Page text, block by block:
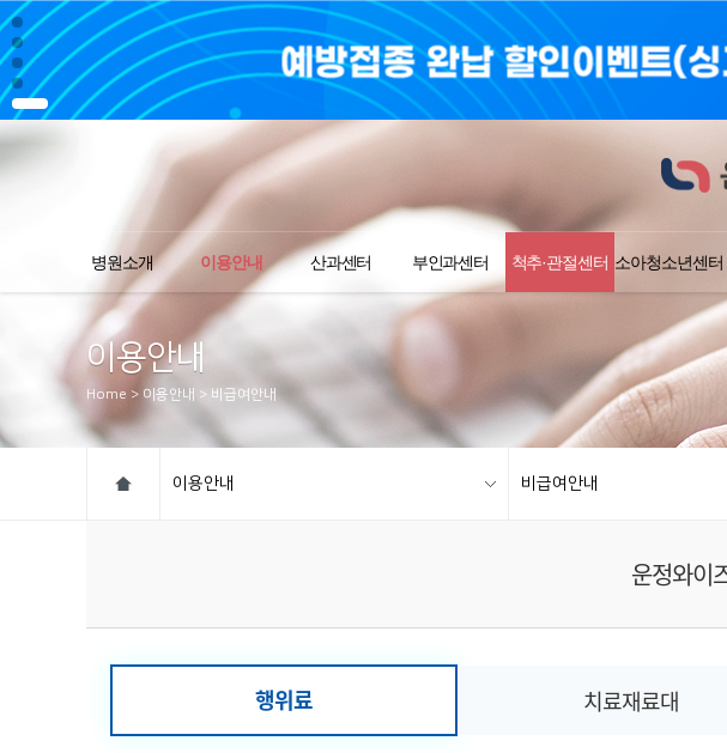
병원소개 이용안내 산과센터 부인과센터 척추·관절센터 소아청소년센터
이용안내
Home > 이용안내 > 비급여안내
이용안내 비급여안내